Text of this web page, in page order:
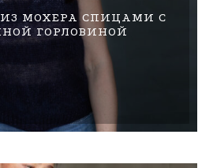
МОХЕРА СПИЦАМИ С
ГОРЛОВИНОЙ